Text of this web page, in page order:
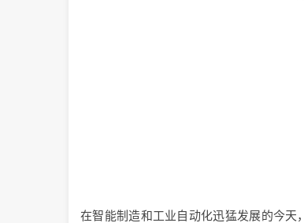
在智能制造和工业自动化迅猛发展的今天，